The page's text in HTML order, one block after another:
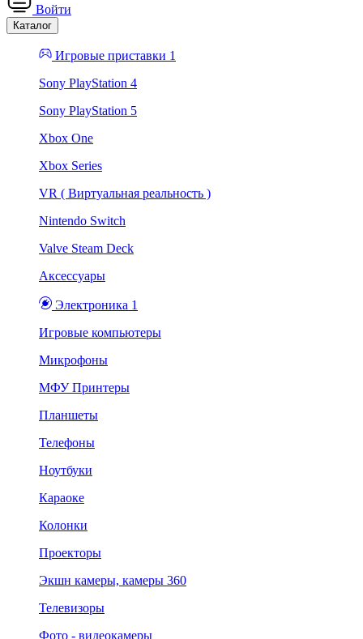
Войти
Каталог
Игровые приставки 1
Sony PlayStation 4
Sony PlayStation 5
Xbox One
Xbox Series
VR ( Виртуальная реальность )
Nintendo Switch
Valve Steam Deck
Аксессуары
Электроника 1
Игровые компьютеры
Микрофоны
МФУ Принтеры
Планшеты
Телефоны
Ноутбуки
Караоке
Колонки
Проекторы
Экшн камеры, камеры 360
Телевизоры
Фото - видеокамеры